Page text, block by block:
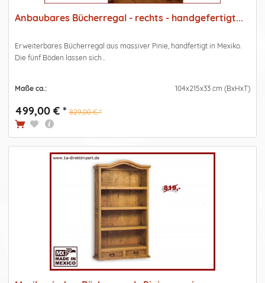
Anbaubares Bücherregal - rechts - handgefertigt...
Erweiterbares Bücherregal aus massiver Pinie, handfertigt in Mexiko.
Die fünf Böden lassen sich...
Maße ca.: 104x215x33 cm (BxHxT)
499,00 € * 829,00 € *